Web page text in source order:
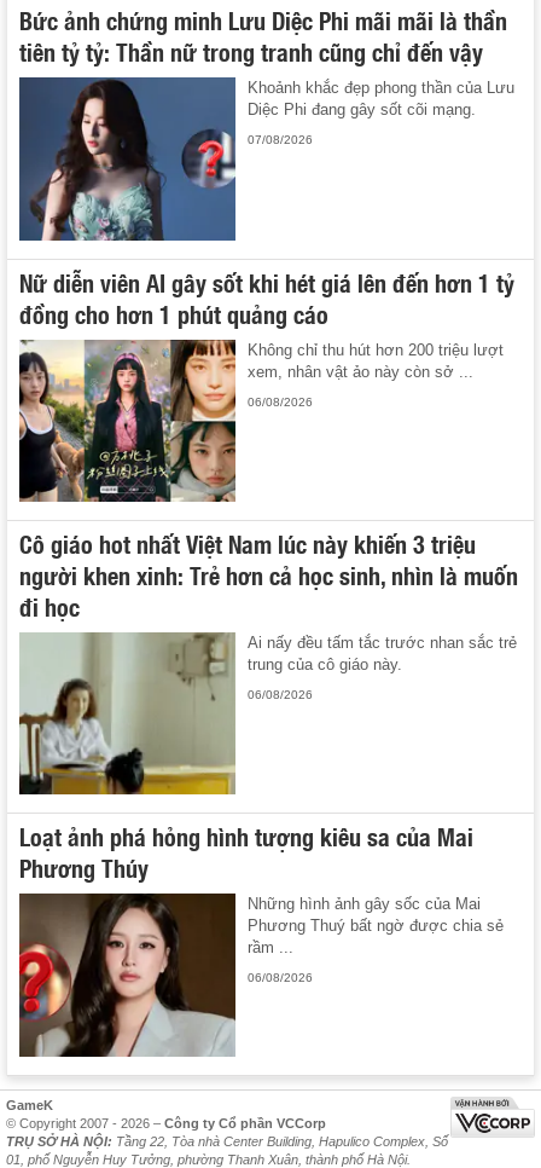
Bức ảnh chứng minh Lưu Diệc Phi mãi mãi là thần
tiên tỷ tỷ: Thần nữ trong tranh cũng chỉ đến vậy
Khoảnh khắc đẹp phong thần của Lưu
Diệc Phi đang gây sốt cõi mạng.
07/08/2026
Nữ diễn viên AI gây sốt khi hét giá lên đến hơn 1 tỷ
đồng cho hơn 1 phút quảng cáo
Không chỉ thu hút hơn 200 triệu lượt
xem, nhân vật ảo này còn sở ...
06/08/2026
Cô giáo hot nhất Việt Nam lúc này khiến 3 triệu
người khen xinh: Trẻ hơn cả học sinh, nhìn là muốn
đi học
Ai nấy đều tấm tắc trước nhan sắc trẻ
trung của cô giáo này.
06/08/2026
Loạt ảnh phá hỏng hình tượng kiêu sa của Mai
Phương Thúy
Những hình ảnh gây sốc của Mai
Phương Thuý bất ngờ được chia sẻ
rầm ...
06/08/2026
GameK
© Copyright 2007 - 2026 – Công ty Cổ phần VCCorp
TRỤ SỞ HÀ NỘI: Tầng 22, Tòa nhà Center Building, Hapulico Complex, Số
01, phố Nguyễn Huy Tưởng, phường Thanh Xuân, thành phố Hà Nội.